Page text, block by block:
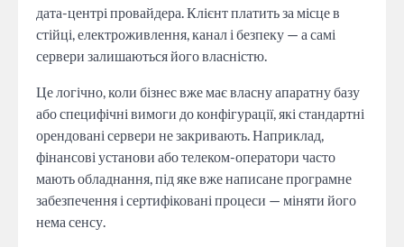
дата-центрі провайдера. Клієнт платить за місце в
стійці, електроживлення, канал і безпеку — а самі
сервери залишаються його власністю.
Це логічно, коли бізнес вже має власну апаратну базу
або специфічні вимоги до конфігурації, які стандартні
орендовані сервери не закривають. Наприклад,
фінансові установи або телеком-оператори часто
мають обладнання, під яке вже написане програмне
забезпечення і сертифіковані процеси — міняти його
нема сенсу.